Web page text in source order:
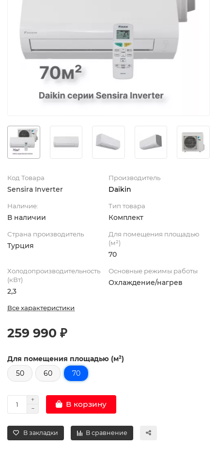
Код Товара
Sensira Inverter
Производитель
Daikin
Наличие:
В наличии
Тип товара
Комплект
Страна производитель
Турция
Для помещения площадью
(м²)
70
Холодопроизводительность
(кВт)
2,3
Основные режимы работы
Охлаждение/нагрев
Все характеристики
259 990 ₽
Для помещения площадью (м²)
50
60 70
В корзину
В закладки В сравнение